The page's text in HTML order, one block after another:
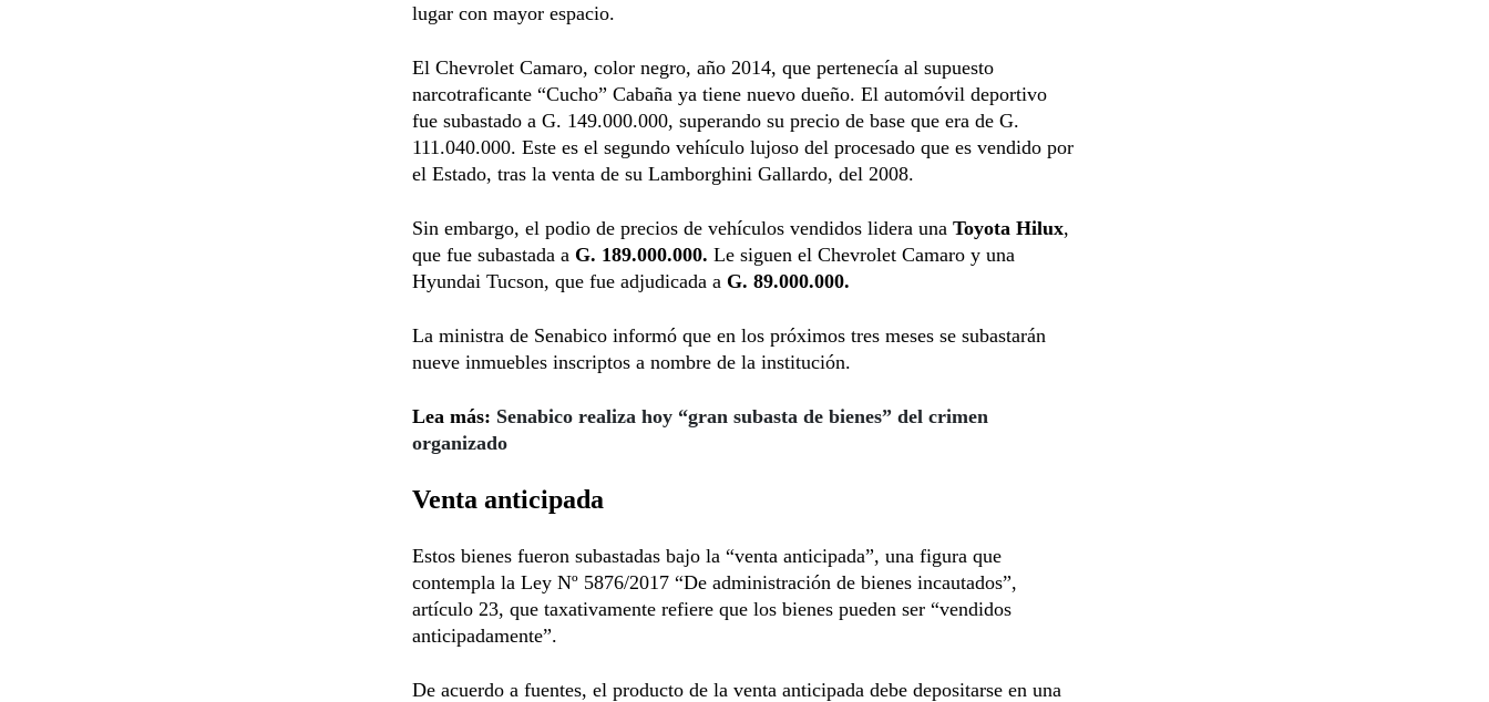
lugar con mayor espacio.
El Chevrolet Camaro, color negro, año 2014, que pertenecía al supuesto
narcotraficante “Cucho” Cabaña ya tiene nuevo dueño. El automóvil deportivo
fue subastado a G. 149.000.000, superando su precio de base que era de G.
111.040.000. Este es el segundo vehículo lujoso del procesado que es vendido por
el Estado, tras la venta de su Lamborghini Gallardo, del 2008.
Sin embargo, el podio de precios de vehículos vendidos lidera una Toyota Hilux,
que fue subastada a G. 189.000.000. Le siguen el Chevrolet Camaro y una
Hyundai Tucson, que fue adjudicada a G. 89.000.000.
La ministra de Senabico informó que en los próximos tres meses se subastarán
nueve inmuebles inscriptos a nombre de la institución.
Lea más: Senabico realiza hoy “gran subasta de bienes” del crimen
organizado
Venta anticipada
Estos bienes fueron subastadas bajo la “venta anticipada”, una figura que
contempla la Ley Nº 5876/2017 “De administración de bienes incautados”,
artículo 23, que taxativamente refiere que los bienes pueden ser “vendidos
anticipadamente”.
De acuerdo a fuentes, el producto de la venta anticipada debe depositarse en una